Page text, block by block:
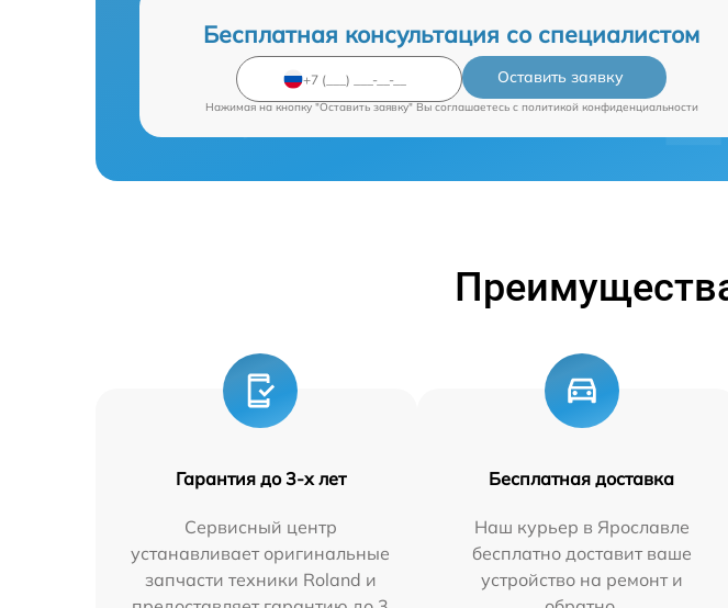
Бесплатная консультация со специалистом
Оставить заявку
Нажимая на кнопку "Оставить заявку" Вы соглашаетесь c политикой конфиденциальности
Гарантия до 3-х лет
Сервисный центр
устанавливает оригинальные
запчасти техники Roland и
Бесплатная доставка
Наш курьер в Ярославле
бесплатно доставит ваше
устройство на ремонт и